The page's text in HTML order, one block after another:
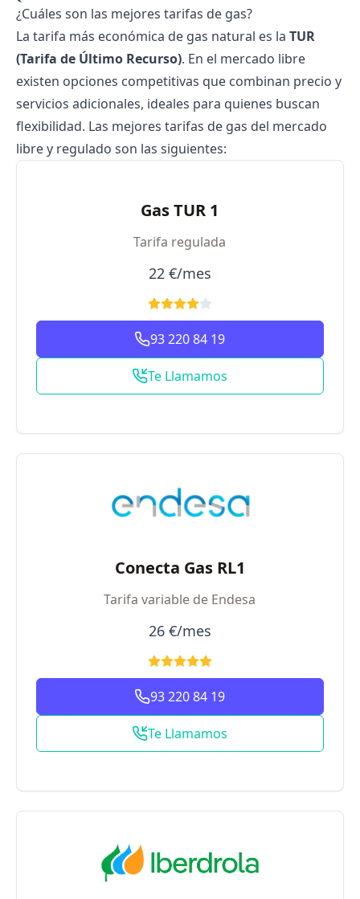
¿Cuáles son las mejores tarifas de gas?
La tarifa más económica de gas natural es la TUR
(Tarifa de Último Recurso). En el mercado libre
existen opciones competitivas que combinan precio y
servicios adicionales, ideales para quienes buscan
flexibilidad. Las mejores tarifas de gas del mercado
libre y regulado son las siguientes:
Gas TUR 1
Tarifa regulada
22 €/mes
93 220 84 19
Te Llamamos
Conecta Gas RL1
Tarifa variable de Endesa
26 €/mes
93 220 84 19
Te Llamamos